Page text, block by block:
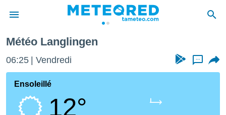
de
Météo Langlingen
06:25 Vendredi ...
Ensoleillé
12°